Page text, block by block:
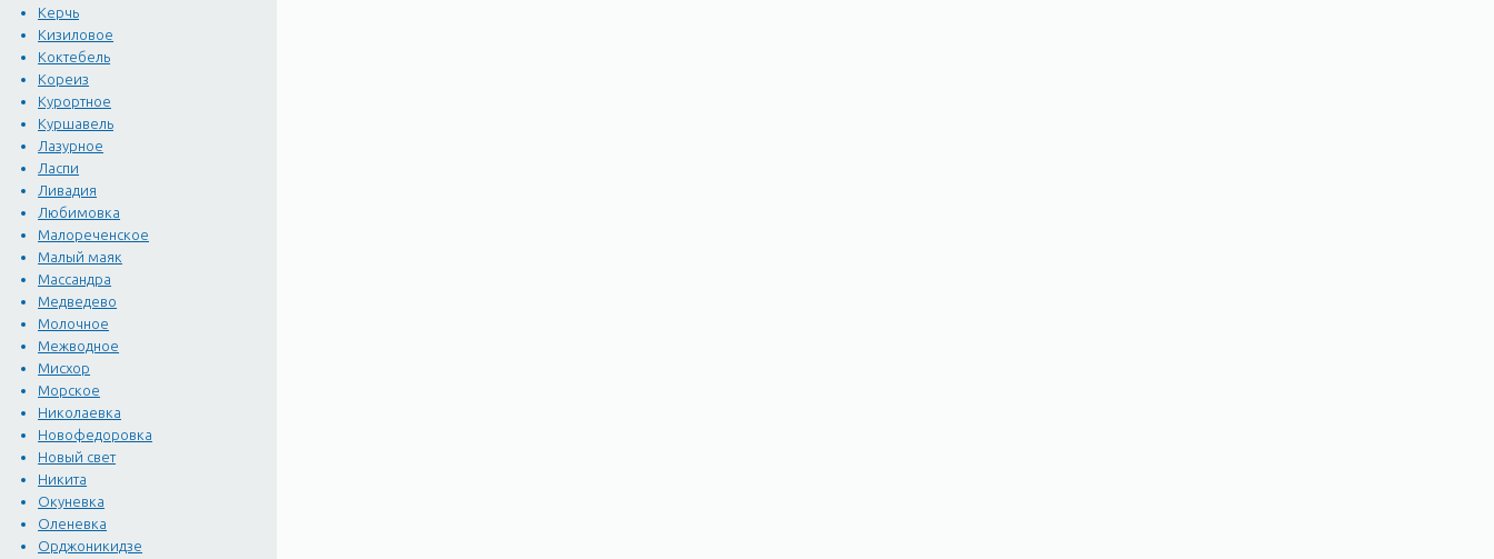
Керчь
Кизиловое
Коктебель
Кореиз
Курортное
Куршавель
Лазурное
Ласпи
Ливадия
Любимовка
Малореченское
Малый маяк
Массандра
Медведево
Молочное
Межводное
Мисхор
Морское
Николаевка
Новофедоровка
Новый свет
Никита
Окуневка
Оленевка
Орджоникидзе